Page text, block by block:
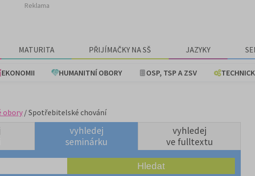
Reklama
MATURITA PŘIJÍMAČKY NA SŠ JAZYKY
EKONOMII HUMANITNÍ OBORY OSP, TSP A ZSV
obory / Spotřebitelské chování
vyhledej
seminárku
vyhledej
ve fulltextu